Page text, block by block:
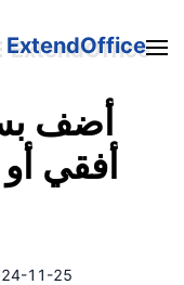
ExtendOffice
أضف
أفقي
11-25